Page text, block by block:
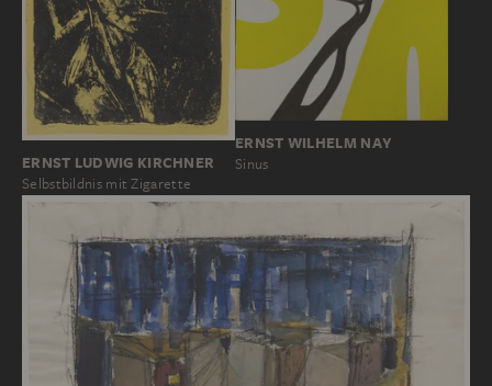
ERNST LUDWIG KIRCHNER
Selbstbildnis mit Zigarette
ERNST WILHELM NAY
Sinus